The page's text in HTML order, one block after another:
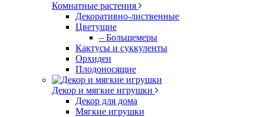
Комнатные растения
Декоративно-лиственные
Цветущие
– Большемеры
Кактусы и суккуленты
Орхидеи
Плодоносящие
Декор и мягкие игрушки
Декор для дома
Мягкие игрушки